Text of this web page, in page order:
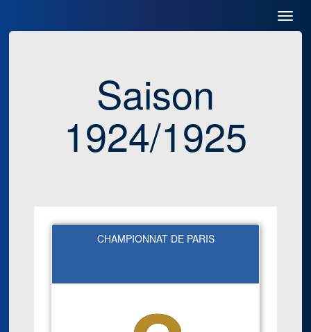
Saison
1924/1925
CHAMPIONNAT DE PARIS